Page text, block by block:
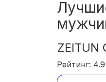
Рейтинг: 4.9